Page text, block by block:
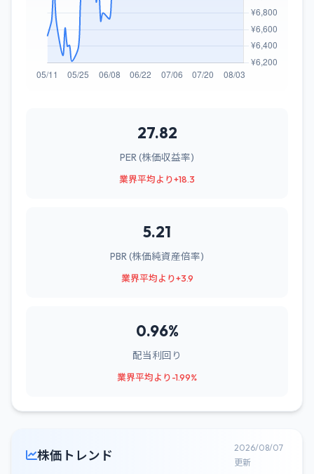
27.82
PER (株価収益率)
業界平均より+18.3
5.21
PBR (株価純資産倍率)
業界平均より+3.9
0.96%
配当利回り
業界平均より-1.99%
株価トレンド
2026/08/07
更新